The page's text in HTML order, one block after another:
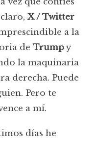
X / Twitter
a la
de Trumpy
la maquinaria
derecha. Puede
Pero te
a mí.
días he